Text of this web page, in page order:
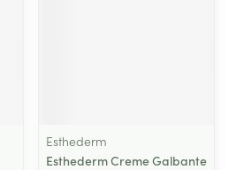
Esthederm
Esthederm Creme Galbante